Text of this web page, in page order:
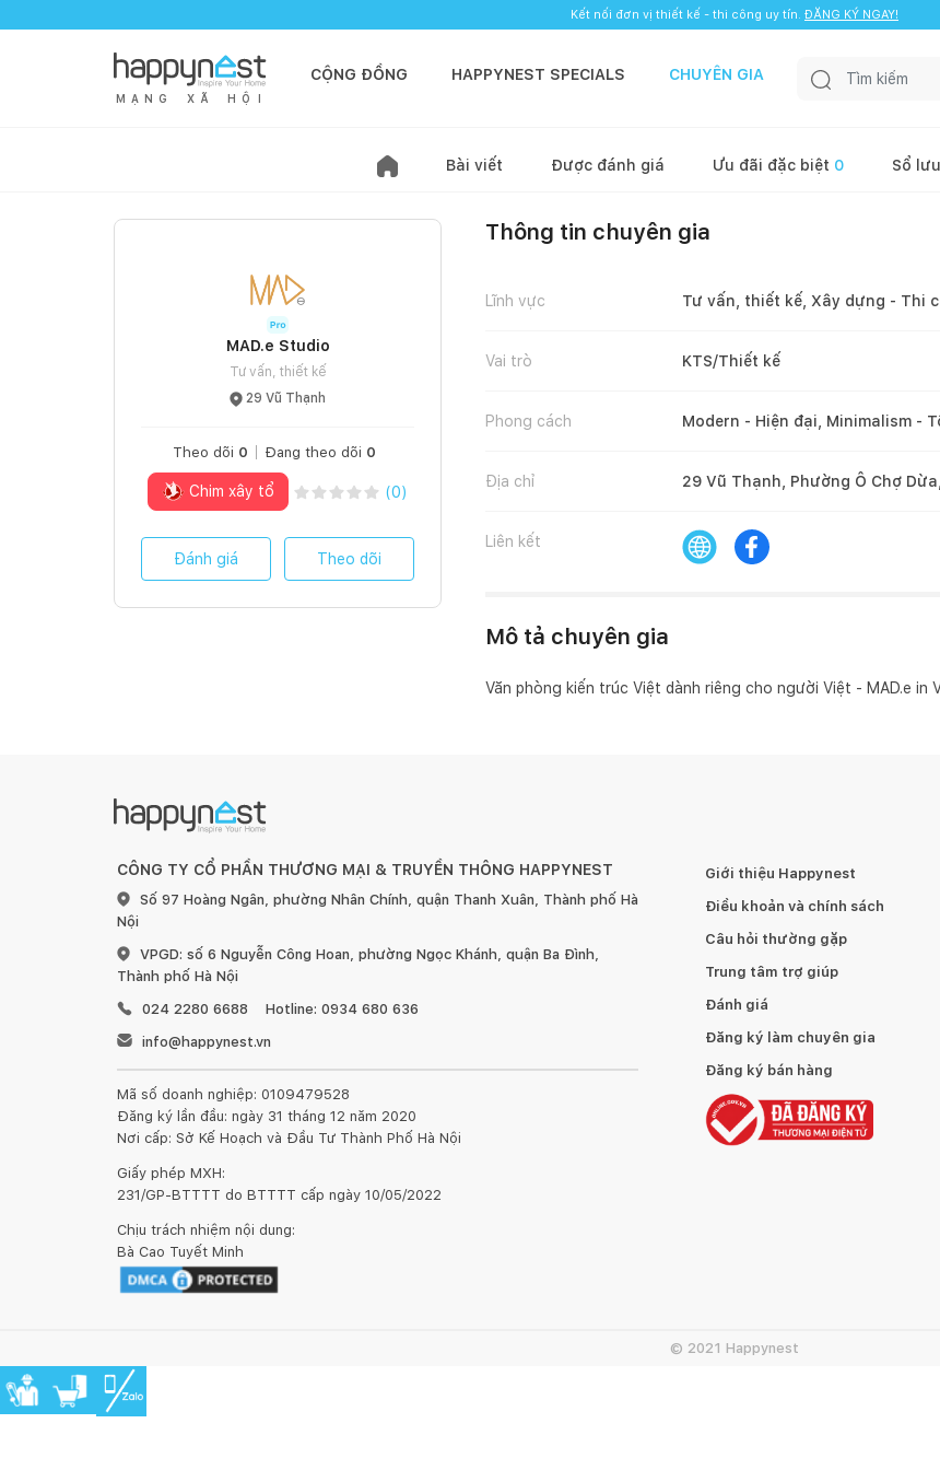
Kết nối đơn vị thiết kế - thi công uy tín. ĐĂNG KÝ NGAY!
M Ạ N G X Ã H Ộ I
CỘNG ĐỒNG HAPPYNEST SPECIALS CHUYÊN GIA
Bài viết Được đánh giá Ưu đãi đặc biệt 0 Sổ
MAD.e Studio
Tư vấn, thiết kế
29 Vũ Thạnh
Theo dõi 0 Đang theo dõi 0
Chim xây tổ (0)
Đánh giá Theo dõi
Thông tin chuyên gia
Lĩnh vực Tư vấn, thiết kế, Xây dựng - Thi
Vai trò KTS/Thiết kế
Phong cách Modern - Hiện đại, Minimalism -
Địa chỉ 29 Vũ Thạnh, Phường Ô Chợ
Liên kết
Mô tả chuyên gia
Văn phòng kiến trúc Việt dành riêng cho người Việt - MAD.e in
CÔNG TY CỔ PHẦN THƯƠNG MẠI & TRUYỀN THÔNG HAPPYNEST
Số 97 Hoàng Ngân, phường Nhân Chính, quận Thanh Xuân, Thành phố Hà
Nội
VPGD: số 6 Nguyễn Công Hoan, phường Ngọc Khánh, quận Ba Đình,
Thành phố Hà Nội
024 2280 6688
Hotline: 0934 680 636
info@happynest.vn
Mã số doanh nghiệp: 0109479528
Đăng ký lần đầu: ngày 31 tháng 12 năm 2020
Nơi cấp: Sở Kế Hoạch và Đầu Tư Thành Phố Hà Nội
Giấy phép MXH:
231/GP-BTTTT do BTTTT cấp ngày 10/05/2022
Chịu trách nhiệm nội dung:
Bà Cao Tuyết Minh
Giới thiệu Happynest
Điều khoản và chính sách
Câu hỏi thường gặp
Trung tâm trợ giúp
Đánh giá
Đăng ký làm chuyên gia
Đăng ký bán hàng
© 2021 Happynest